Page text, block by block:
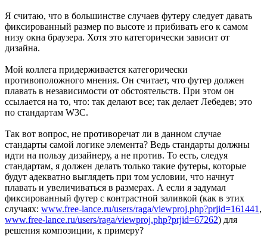
Я считаю, что в большинстве случаев футеру следует давать
фиксированный размер по высоте и прибивать его к самом
низу окна браузера. Хотя это категорически зависит от
дизайна.
Мой коллега придерживается категорически
противоположного мнения. Он считает, что футер должен
плавать в независимости от обстоятельств. При этом он
ссылается на то, что: так делают все; так делает Лебедев; это
по стандартам W3C.
Так вот вопрос, не противоречат ли в данном случае
стандарты самой логике элемента? Ведь стандарты должны
идти на пользу дизайнеру, а не против. То есть, следуя
стандартам, я должен делать только такие футеры, которые
будут адекватно выглядеть при том условии, что начнут
плавать и увеличиваться в размерах. А если я задумал
фиксированный футер с контрастной заливкой (как в этих
случаях: www.free-lance.ru/users/raga/viewproj.php?prjid=161441 ,
www.free-lance.ru/users/raga/viewproj.php?prjid=67262) для
решения композиции, к примеру?